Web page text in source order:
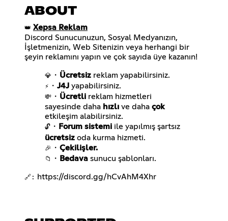
ABOUT
👑 Xepsa Reklam
Discord Sunucunuzun, Sosyal Medyanızın,
İşletmenizin, Web Sitenizin veya herhangi bir
şeyin reklamını yapın ve çok sayıda üye kazanın!
💎 ・ Ücretsiz
⚡ ・ J4J
💸 ・ Ücretli reklam hizmetleri
sayesinde daha hızlı ve daha çok
🔓 ・ Forum sistemi ile yapılmış şartsız
ücretsiz
🎉 ・ Çekilişler.
📁 ・ Bedava sunucu şablonları.
🔗: https://discord.gg/hCvAhM4Xhr